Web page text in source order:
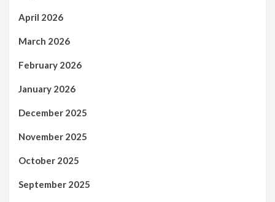
April 2026
March 2026
February 2026
January 2026
December 2025
November 2025
October 2025
September 2025